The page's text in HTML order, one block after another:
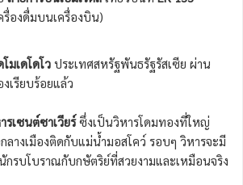
รื่องดื่มบนเครื่องบิน)
มเดโดโว ประเทศสหรัฐพันธรัฐรัสเซีย ผ่าน
เรียบร้อยแล้ว
รเซนต์ซาเวียร์ซึ่งเป็นวิหารโดมทองที่ใหญ่
ลางเมืองติดกับแม่น้ำมอสโคว์ รอบๆ วิหารจะมี
รบโบราณกับกษัตริย์ที่สวยงามและเหมือนจริง